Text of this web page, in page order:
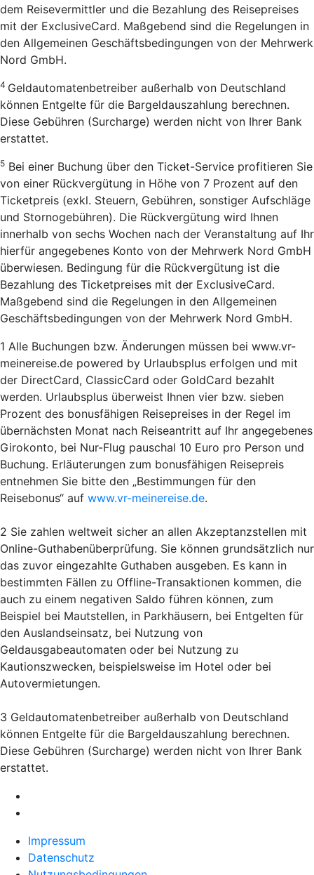
dem Reisevermittler und die Bezahlung des Reisepreises
mit der ExclusiveCard. Maßgebend sind die Regelungen in
den Allgemeinen Geschäftsbedingungen von der Mehrwerk
Nord GmbH.
4 Geldautomatenbetreiber außerhalb von Deutschland
können Entgelte für die Bargeldauszahlung berechnen.
Diese Gebühren (Surcharge) werden nicht von Ihrer Bank
erstattet.
5 Bei einer Buchung über den Ticket-Service profitieren Sie
von einer Rückvergütung in Höhe von 7 Prozent auf den
Ticketpreis (exkl. Steuern, Gebühren, sonstiger Aufschläge
und Stornogebühren). Die Rückvergütung wird Ihnen
innerhalb von sechs Wochen nach der Veranstaltung auf Ihr
hierfür angegebenes Konto von der Mehrwerk Nord GmbH
überwiesen. Bedingung für die Rückvergütung ist die
Bezahlung des Ticketpreises mit der ExclusiveCard.
Maßgebend sind die Regelungen in den Allgemeinen
Geschäftsbedingungen von der Mehrwerk Nord GmbH.
1 Alle Buchungen bzw. Änderungen müssen bei www.vr-
meinereise.de powered by Urlaubsplus erfolgen und mit
der DirectCard, ClassicCard oder GoldCard bezahlt
werden. Urlaubsplus überweist Ihnen vier bzw. sieben
Prozent des bonusfähigen Reisepreises in der Regel im
übernächsten Monat nach Reiseantritt auf Ihr angegebenes
Girokonto, bei Nur-Flug pauschal 10 Euro pro Person und
Buchung. Erläuterungen zum bonusfähigen Reisepreis
entnehmen Sie bitte den „Bestimmungen für den
Reisebonus“ auf www.vr-meinereise.de.
2 Sie zahlen weltweit sicher an allen Akzeptanzstellen mit
Online-Guthabenüberprüfung. Sie können grundsätzlich nur
das zuvor eingezahlte Guthaben ausgeben. Es kann in
bestimmten Fällen zu Offline-Transaktionen kommen, die
auch zu einem negativen Saldo führen können, zum
Beispiel bei Mautstellen, in Parkhäusern, bei Entgelten für
den Auslandseinsatz, bei Nutzung von
Geldausgabeautomaten oder bei Nutzung zu
Kautionszwecken, beispielsweise im Hotel oder bei
Autovermietungen.
3 Geldautomatenbetreiber außerhalb von Deutschland
können Entgelte für die Bargeldauszahlung berechnen.
Diese Gebühren (Surcharge) werden nicht von Ihrer Bank
erstattet.
Impressum
Datenschutz